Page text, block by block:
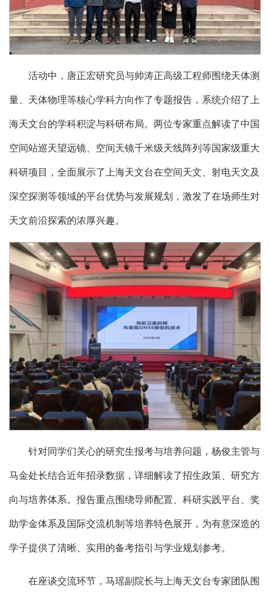
活动中，唐正宏研究员与帅涛正高级工程师围绕天体测
量、天体物理等核心学科方向作了专题报告，系统介绍了上
海天文台的学科积淀与科研布局。两位专家重点解读了中国
空间站巡天望远镜、空间天镜千米级天线阵列等国家级重大
科研项目，全面展示了上海天文台在空间天文、射电天文及
深空探测等领域的平台优势与发展规划，激发了在场师生对
天文前沿探索的浓厚兴趣。
针对同学们关心的研究生报考与培养问题，杨俊主管与
马金处长结合近年招录数据，详细解读了招生政策、研究方
向与培养体系。报告重点围绕导师配置、科研实践平台、奖
助学金体系及国际交流机制等培养特色展开，为有意深造的
学子提供了清晰、实用的备考指引与学业规划参考。
在座谈交流环节，马瑶副院长与上海天文台专家团队围